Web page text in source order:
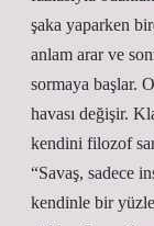
şaka yaparken
anlam arar ve
sormaya başlar.
havası değişir.
kendini filozof
“Savaş, sadece
kendinle bir